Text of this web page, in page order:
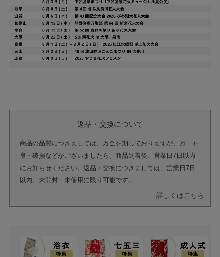
返品・交換について
商品の品質につきましては、万全を期しておりますが、万一不
良・破損などがございましたら、商品到着後、営業日7日以内
にお知らせください。返品・交換につきましては、営業日7日
以内、未開封・未使用に限り可能です。
詳しくはこちら